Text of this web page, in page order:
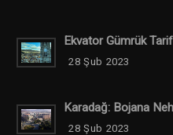
Ekvator Gümrük
28 Şub 2023
Karadağ: Bojana
28 Şub 2023